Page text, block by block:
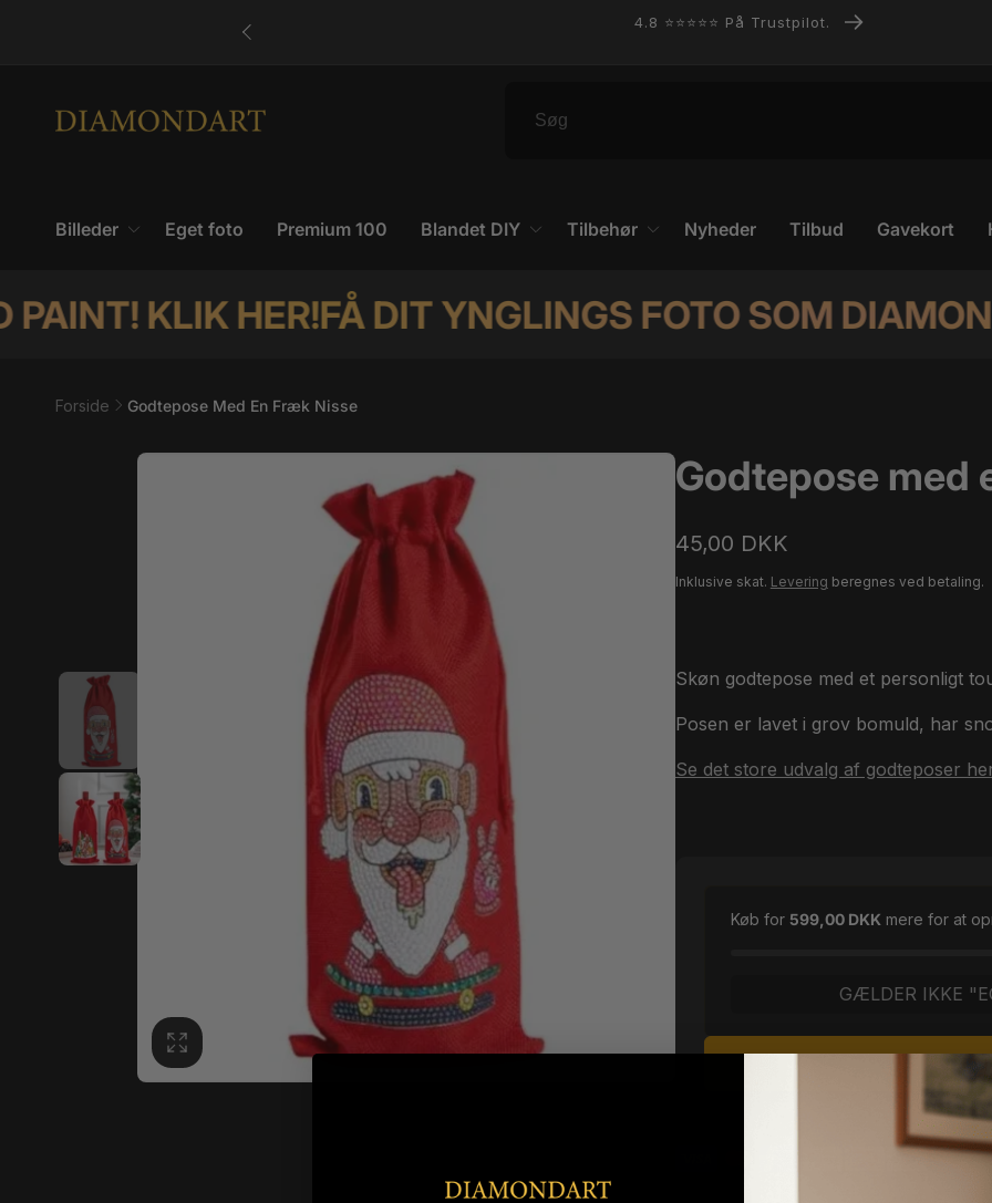
4.8 ⭐️⭐️⭐️⭐️⭐️ På Trustpilot.
Billeder Eget foto Premium 100 Blandet DIY Tilbehør Nyheder Tilbud Gavekort
KLIK HER!FÅ DIT YNGLINGS FOTO SOM DIAMOND
Forside Godtepose Med En Fræk Nisse
Gå til
Godtepose med
Normalpris
45,00 DKK
Inklusive skat. Levering beregnes ved betaling.
Skøn godtepose med et personligt
Posen er lavet i grov bomuld, har
Se det store udvalg af godteposer
Køb for 599,00 DKK mere for at
GÆLDER IKKE